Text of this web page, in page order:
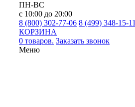
ПН-ВС
с 10:00 до 20:00
8 (800) 302-77-06 8 (499) 348-15-11
КОРЗИНА
0 товаров. Заказать звонок
Меню